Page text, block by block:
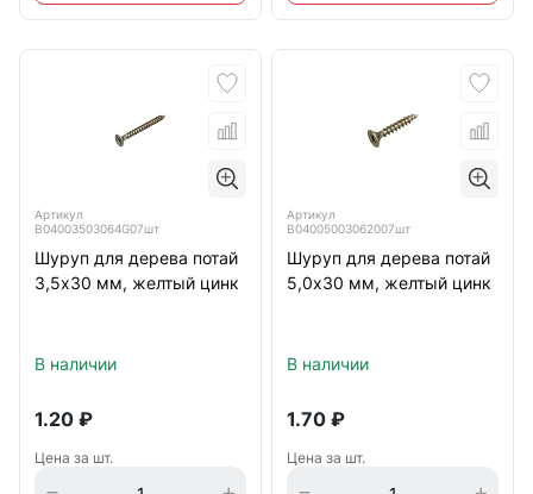
Артикул
B04003503064G07шт
Шуруп для дерева потай
3,5х30 мм, желтый цинк
В наличии
1.20 ₽
Цена за шт.
Артикул
B04005003062007шт
Шуруп для дерева потай
5,0х30 мм, желтый цинк
В наличии
1.70 ₽
Цена за шт.